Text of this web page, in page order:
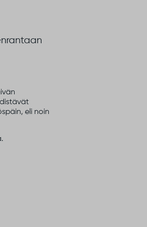
eli noin